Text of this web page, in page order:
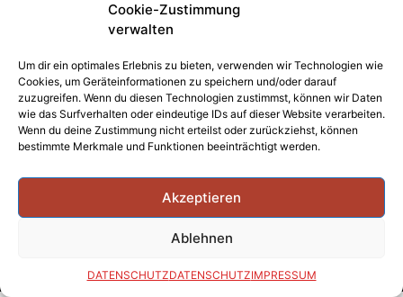
Cookie-Zustimmung
verwalten
Um dir ein optimales Erlebnis zu bieten, verwenden wir Technologien wie
Cookies, um Geräteinformationen zu speichern und/oder darauf
zuzugreifen. Wenn du diesen Technologien zustimmst, können wir Daten
wie das Surfverhalten oder eindeutige IDs auf dieser Website verarbeiten.
Wenn du deine Zustimmung nicht erteilst oder zurückziehst, können
bestimmte Merkmale und Funktionen beeinträchtigt werden.
Akzeptieren
Ablehnen
DATENSCHUTZDATENSCHUTZIMPRESSUM
Senden
info@daniels-barnstorf.de